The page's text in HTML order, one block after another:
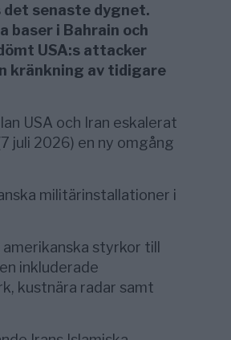
senaste dygnet.
baser i Bahrain och
USA:s attacker
kränkning av tidigare
USA och Iran eskalerat
juli 2026) en ny omgång
militärinstallationer i
amerikanska styrkor till
inkluderade
kustnära radar samt